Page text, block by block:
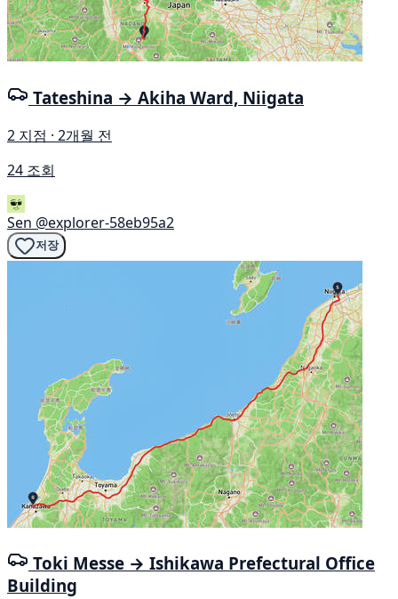
Tateshina → Akiha Ward, Niigata
2 지점 · 2개월 전
24 조회
Sen @explorer-58eb95a2
저장
Toki Messe → Ishikawa Prefectural Office
Building